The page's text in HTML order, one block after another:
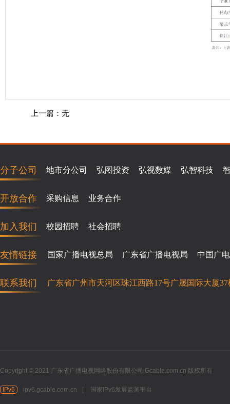
上一篇：无
分子公司 地市分公司 弘图投资 弘视数媒 弘智科技
开放合作 采购信息 业务合作
加入我们 校园招聘 社会招聘
友情链接 国家广播电视总局 广东省广播电视局 中国广电
联系我们 广东省广州市天河区珠江西路17号广晟国际大厦37
Copyright © 2021 广东省广播电视网络股份有限公司 Gcable.com.cn 版权所有
IPv6 ipv6.gcable.com.cn 国家IPv6发展监测平台